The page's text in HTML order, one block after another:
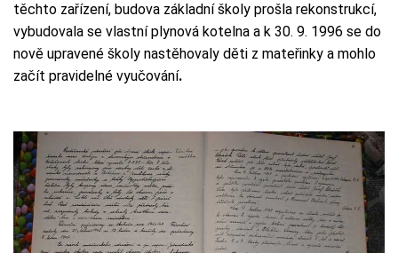
těchto zařízení, budova základní školy prošla rekonstrukcí,
vybudovala se vlastní plynová kotelna a k 30. 9. 1996 se do
nově upravené školy nastěhovaly děti z mateřinky a mohlo
začít pravidelné vyučování.